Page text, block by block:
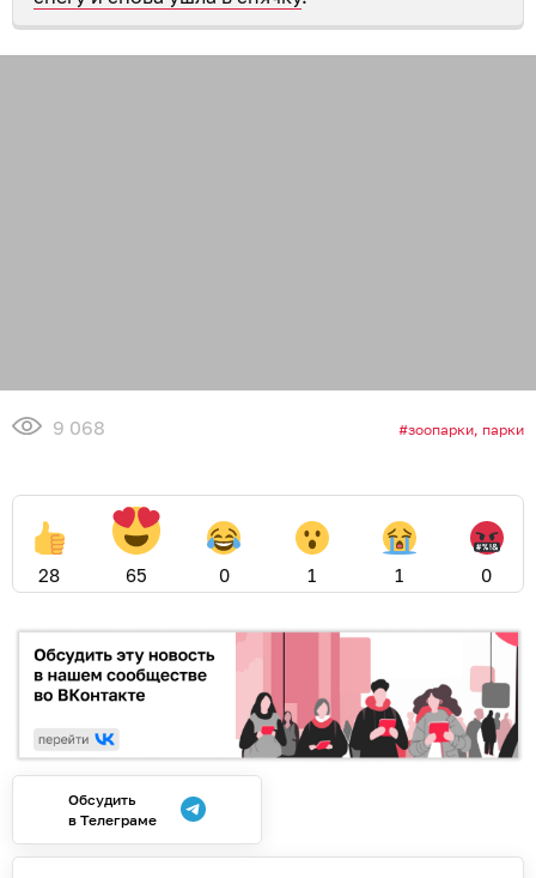
9 068 зоопарки, парки
28 65 0 1 1 0
Обсудить
в Телеграме